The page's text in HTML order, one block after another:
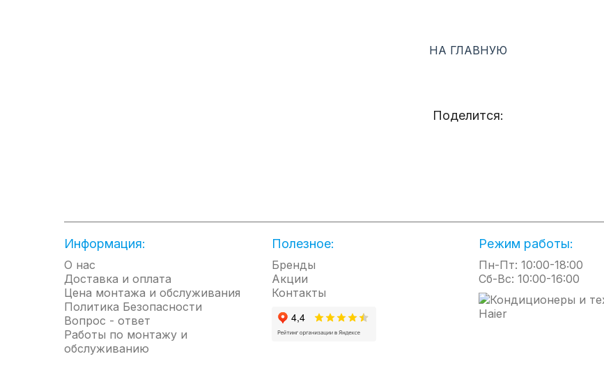
Наружные блоки LG (R32)
Внутренние блоки LG (R32)
Кондиционеры LG - Electronics
Кондиционеры Midea
Кондиционеры Royal-Clima
Кондиционеры Zanussi
Водонагреватели Thermex
Кондиционеры Electrolux
Кондиционеры Kentatsu
Климатический комплекс
Приточно-вытяжные очистители
Приточно-вытяжная установка
НА ГЛАВНУЮ
Поделится:
Информация:
О нас
Доставка и оплата
Цена монтажа и обслуживания
Политика Безопасности
Вопрос - ответ
Работы по монтажу и
обслуживанию
Полезное:
Бренды
Акции
Контакты
Режим работы:
Пн-Пт: 10:00-18:00
Сб-Вс: 10:00-16:00